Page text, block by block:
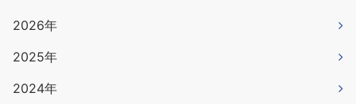
2026年
2025年
2024年